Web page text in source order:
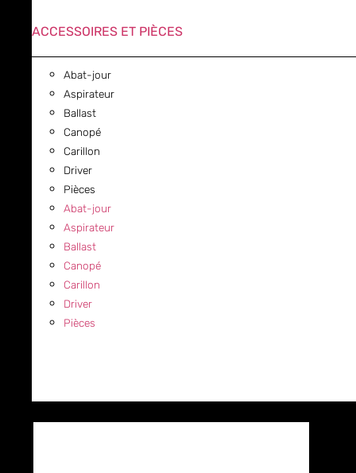
ACCESSOIRES ET PIÈCES
Abat-jour
Aspirateur
Ballast
Canopé
Carillon
Driver
Pièces
Abat-jour
Aspirateur
Ballast
Canopé
Carillon
Driver
Pièces